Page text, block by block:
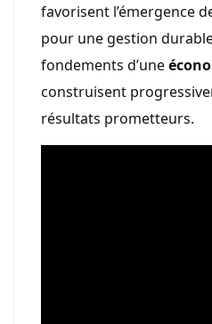
favorisent l’émergence
pour une gestion
fondements d’une
construisent
résultats prometteurs.